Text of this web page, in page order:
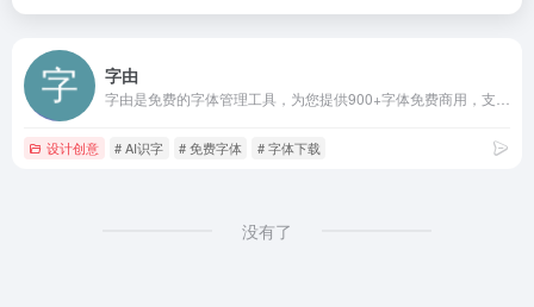
字由
设计创意 # AI识字 # 免费字体 # 字体下载
没有了